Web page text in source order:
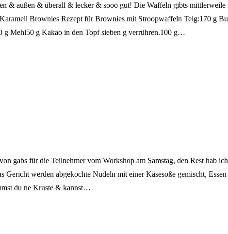
& außen & überall & lecker & sooo gut! Die Waffeln gibts mittlerweile
Brownies Rezept für Brownies mit Stroopwaffeln Teig:170 g
g Mehl50 g Kakao in den Topf sieben g verrühren.100 g…
gabs für die Teilnehmer vom Workshop am Samstag, den Rest hab
werden abgekochte Nudeln mit einer Käsesoße gemischt,
du ne Kruste & kannst…